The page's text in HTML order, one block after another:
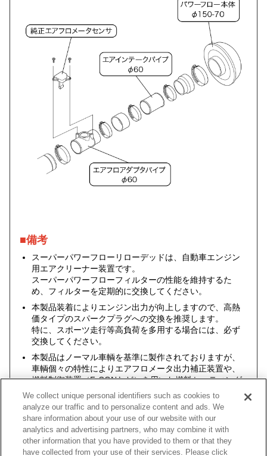
■備考
スーパーパワーフローリローデッドは、自動車エンジン
用エアクリーナー装置です。
スーパーパワーフローフィルターの性能を維持するた
め、フィルターを定期的に交換してください。
本製品装着によりエンジン出力が向上しますので、高熱
価タイプのスパークプラグへの交換を推奨します。
特に、スポーツ走行等高負荷を多用する場合には、必ず
交換してください。
本製品はノーマル車輌を基準に製作されておりますが、
車輌個々の特性によりエアフロメータ出力補正装置や、
燃料制御装置（F-CONなど）を用いた燃料セッティング
が必要になる場合もあります。
車種 型式 エンジン
We collect unique personal identifiers such as cookies to
analyze our traffic and to personalize content and ads. We
share information about your use of our website with our
analytics and advertising partners, who may combine it with
other information that you have provided to them or that they
have collected from your use of their services. Please click